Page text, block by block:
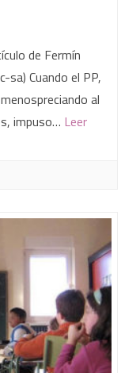
de Fermín
sa) Cuando el PP,
al
impuso… Leer